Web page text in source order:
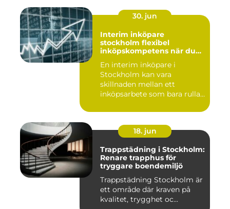
30. jun
Interim inköpare
stockholm flexibel
inköpskompetens när du
En interim inköpare i
Stockholm kan vara
skillnaden mellan ett
inköpsarbete som bara rullar
18. jun
Trappstädning i Stockholm:
Renare trapphus för
tryggare boendemiljö
Trappstädning Stockholm är
ett område där kraven på
kvalitet, trygghet oc...